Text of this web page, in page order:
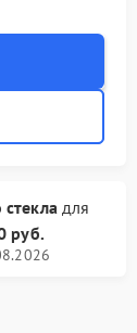
для
руб.